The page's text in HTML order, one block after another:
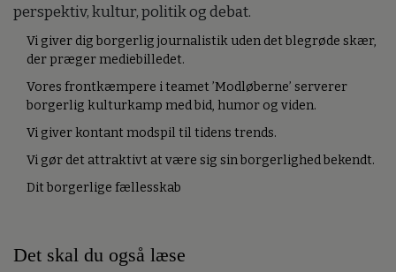
perspektiv, kultur, politik og debat.
Vi giver dig borgerlig journalistik uden det blegrøde skær,
der præger mediebilledet.
Vores frontkæmpere i teamet ’Modløberne’ serverer
borgerlig kulturkamp med bid, humor og viden.
Vi giver kontant modspil til tidens trends.
Vi gør det attraktivt at være sig sin borgerlighed bekendt.
Dit borgerlige fællesskab
Det skal du også læse